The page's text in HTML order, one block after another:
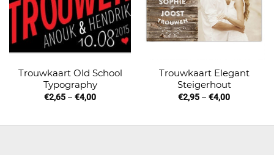
Trouwkaart Old School
Typography
€2,65 – €4,00
Trouwkaart Elegant
Steigerhout
€2,95 – €4,00